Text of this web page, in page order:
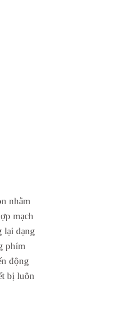
nhằm
mạch
lại dạng
phím
động
bị luôn